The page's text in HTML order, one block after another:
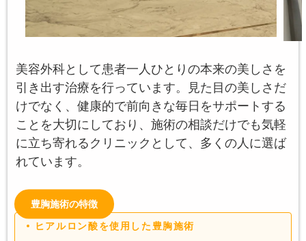
美容外科として患者一人ひとりの本来の美しさを
引き出す治療を行っています。見た目の美しさだ
けでなく、健康的で前向きな毎日をサポートする
ことを大切にしており、施術の相談だけでも気軽
に立ち寄れるクリニックとして、多くの人に選ば
れています。
豊胸施術の特徴
ヒアルロン酸を使用した豊胸施術